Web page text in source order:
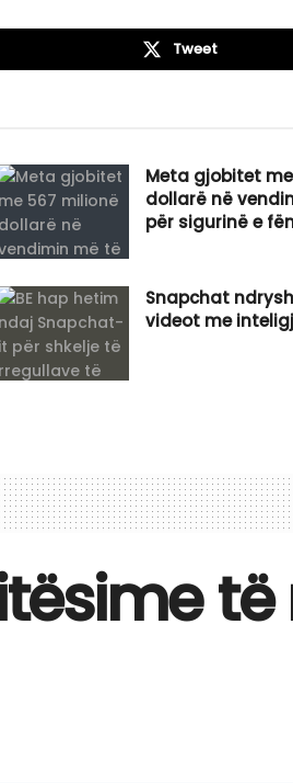
Tweet
​Meta gjobitet
dollarë në
për sigurinë e
Snapchat
videot me
të